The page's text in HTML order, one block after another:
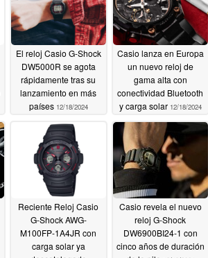
El reloj Casio G-Shock
DW5000R se agota
rápidamente tras su
lanzamiento en más
países 12/18/2024
Casio lanza en Europa
un nuevo reloj de
gama alta con
conectividad Bluetooth
y carga solar 12/18/2024
Reciente Reloj Casio
G-Shock AWG-
M100FP-1A4JR con
carga solar ya
Casio revela el nuevo
reloj G-Shock
DW6900BI24-1 con
cinco años de duración